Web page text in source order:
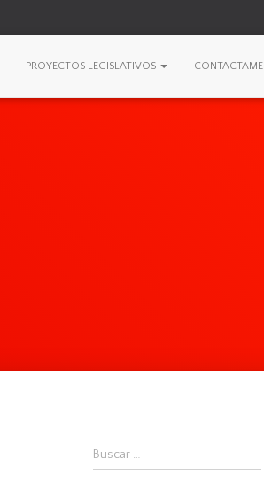
PROYECTOS LEGISLATIVOS CONTACTAME
B
Buscar …